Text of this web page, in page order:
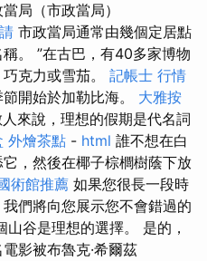
局（市政當局）
市政當局通常由幾個定居點
。 ”在古巴，有40多家博物
克力或雪茄。 記帳士 行情
開始於加勒比海。 大雅按
來說，理想的假期是代名詞
外燴茶點 - html 誰不想在白
，然後在椰子棕櫚樹蔭下放
術館推薦 如果您很長一段時
們將向您展示您不會錯過的
谷是理想的選擇。 是的，
影被布魯克·希爾茲